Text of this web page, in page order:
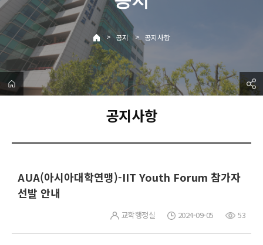
> 공지 > 공지사항
공지사항
AUA(아시아대학연맹)-IIT Youth Forum 참가자
선발 안내
교학행정실 2024-09-05 53